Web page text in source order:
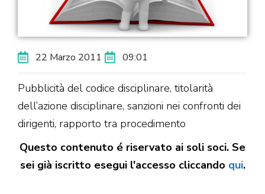
22 Marzo 2011 09:01
Pubblicità del codice disciplinare, titolarità
dell’azione disciplinare, sanzioni nei confronti dei
dirigenti, rapporto tra procedimento
Questo contenuto é riservato ai soli soci. Se
sei già iscritto esegui l'accesso cliccando qui.